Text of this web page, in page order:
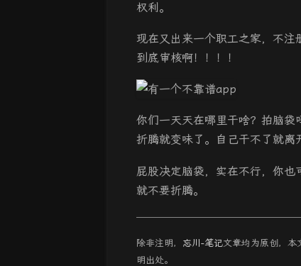
权利。
现在又出来一个职工之家，不
到底审核啊！！！！
你们一天天在哪里干啥？拍脑
折腾就变味了。自己干不了就离
屁股决定脑袋，实在不行，你也
就不要折腾。
除非注明， 忘川-笔记文章均为原创，本
明出处。